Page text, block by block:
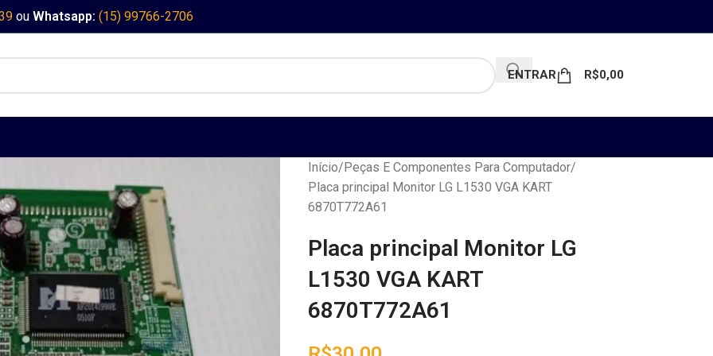
ou Whatsapp: (15) 99766-2706
ENTRAR R$0,00
Início Peças E Componentes Para Computador
Placa principal Monitor LG L1530 VGA KART
6870T772A61
Placa principal Monitor LG
L1530 VGA KART
6870T772A61